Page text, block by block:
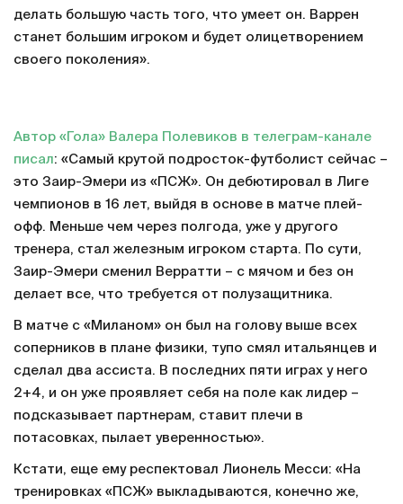
делать большую часть того, что умеет он. Варрен
станет большим игроком и будет олицетворением
своего поколения».
Автор «Гола» Валера Полевиков в телеграм-канале
писал: «Самый крутой подросток-футболист сейчас –
это Заир-Эмери из «ПСЖ». Он дебютировал в Лиге
чемпионов в 16 лет, выйдя в основе в матче плей-
офф. Меньше чем через полгода, уже у другого
тренера, стал железным игроком старта. По сути,
Заир-Эмери сменил Верратти – с мячом и без он
делает все, что требуется от полузащитника.
В матче с «Миланом» он был на голову выше всех
соперников в плане физики, тупо смял итальянцев и
сделал два ассиста. В последних пяти играх у него
2+4, и он уже проявляет себя на поле как лидер –
подсказывает партнерам, ставит плечи в
потасовках, пылает уверенностью».
Кстати, еще ему респектовал Лионель Месси: «На
тренировках «ПСЖ» выкладываются, конечно же,